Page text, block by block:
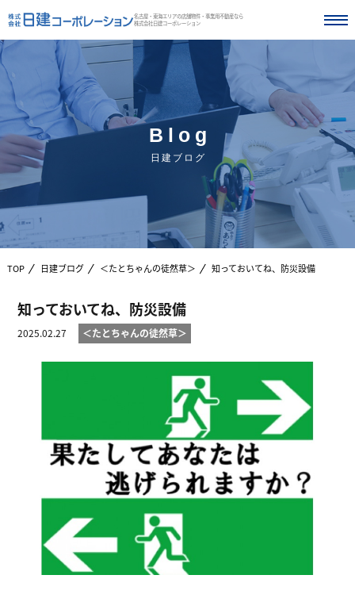
名古屋・東海エリアの店舗物件・事業用不動産なら
株式会社日建コーポレーション
Blog
日建ブログ
TOP 日建ブログ ＜たとちゃんの徒然草＞ 知っておいてね、防災設備
知っておいてね、防災設備
2025.02.27 ＜たとちゃんの徒然草＞